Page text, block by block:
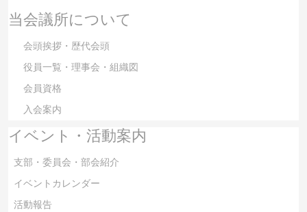
当会議所について
会頭挨拶・歴代会頭
役員一覧・理事会・組織図
会員資格
入会案内
イベント・活動案内
支部・委員会・部会紹介
イベントカレンダー
活動報告